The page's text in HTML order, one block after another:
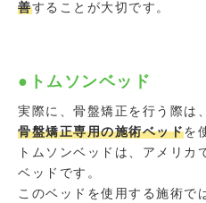
善することが大切です。
●トムソンベッド
実際に、骨盤矯正を行う際は
骨盤矯正専用の施術ベッドを
トムソンベッドは、アメリカ
ベッドです。
このベッドを使用する施術で